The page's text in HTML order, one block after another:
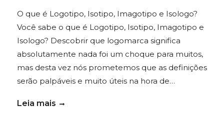
O que é Logotipo, Isotipo, Imagotipo e Isologo?
Você sabe o que é Logotipo, Isotipo, Imagotipo e
Isologo? Descobrir que logomarca significa
absolutamente nada foi um choque para muitos,
mas desta vez nós prometemos que as definições
serão palpáveis e muito úteis na hora de…
Leia mais